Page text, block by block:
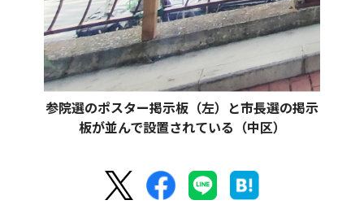
参院選のポスター掲示板（左）と市長選の掲示
板が並んで設置されている（中区）